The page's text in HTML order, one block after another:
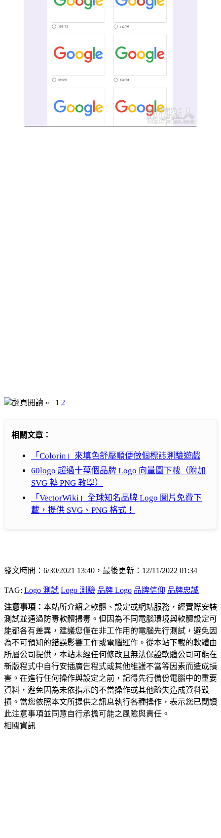
翻頁閱讀 » 1 2
相關文章：
「Colorin」來填色舒壓順便做個標誌測驗遊戲
60logo 超過十萬個品牌 Logo 向量圖下載（附加
SVG 轉 PNG 教學）
「VectorWiki」全球知名品牌 Logo 圖片免費下
載，提供 SVG、PNG 格式！
發文時間：6/30/2021 13:40，最後更新：12/11/2022 01:34
TAG: Logo 測試 Logo 測驗 品牌 Logo 品牌信仰 品牌忠誠
注意事項： 本站所介紹之軟體、設定或網站服務，經實際安裝
測試並通過防毒軟體掃毒。但因為不同電腦環境與軟體設定可
能都各有差異，建議您僅在非工作用的電腦先行測試，避免因
為不可預知的錯誤影響工作或電腦運作。從本站下載的軟體由
所屬公司提供，本站未經任何修改且無法保證軟體公司可能在
新版程式中自行安插廣告程式或其他維護不當等因素而造成損
害。在進行任何操作與設定之前，記得先行備份電腦中的重要
資料，避免因為未依指示的不當操作或其他疏失造成資料毀
損。當您依照本文所提供之訊息執行各種操作，表示您已閱讀
此注意事項並同意自行承擔可能之風險與責任。
相關資訊